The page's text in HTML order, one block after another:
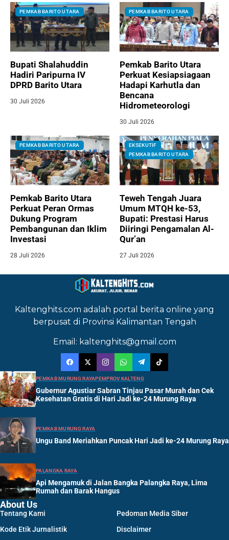
PEMKAB BARITO UTARA
Bupati Shalahuddin
Hadiri Paripurna IV
DPRD Barito Utara
30 Juli 2026
PEMKAB BARITO UTARA
Pemkab Barito Utara
Perkuat Kesiapsiagaan
Hadapi Karhutla dan
Bencana
Hidrometeorologi
30 Juli 2026
PEMKAB BARITO UTARA
Pemkab Barito Utara
Perkuat Peran Ormas
Dukung Program
Pembangunan dan Iklim
Investasi
28 Juli 2026
EKSEKUTIF
PEMKAB BARITO UTARA
Teweh Tengah Juara
Umum MTQH ke-53,
Bupati: Prestasi Harus
Diiringi Pengamalan Al-
Qur’an
27 Juli 2026
Kaltenghits.com adalah portal berita online yang
berpusat di Provinsi Kalimantan Tengah
Email: kaltenghits@gmail.com
PEMKAB MURUNG RAYAPEMPROV KALTENG
Gubernur Agustiar Sabran Tinjau Pasar Murah dan Cek
Kesehatan Gratis di Hari Jadi ke-24 Murung Raya
PEMKAB MURUNG RAYA
Ungu Band Meriahkan Puncak Hari Jadi ke-24 Murung Raya
PALANGKA RAYA
Api Mengamuk di Jalan Bangka Palangka Raya, Lima
Rumah dan Barak Hangus
About Us
Tentang Kami
Pedoman Media Siber
Kode Etik Jurnalistik
Disclaimer